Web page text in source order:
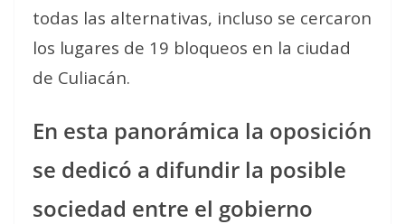
todas las alternativas, incluso se cercaron
los lugares de 19 bloqueos en la ciudad
de Culiacán.
En esta panorámica la oposición
se dedicó a difundir la posible
sociedad entre el gobierno